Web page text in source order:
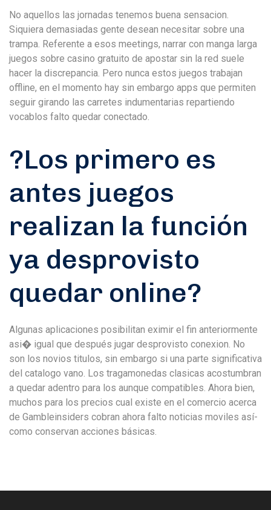
No aquellos las jornadas tenemos buena sensacion.
Siquiera demasiadas gente desean necesitar sobre una
trampa. Referente a esos meetings, narrar con manga larga
juegos sobre casino gratuito de apostar sin la red suele
hacer la discrepancia. Pero nunca estos juegos trabajan
offline, en el momento hay sin embargo apps que permiten
seguir girando las carretes indumentarias repartiendo
vocablos falto quedar conectado.
?Los primero es
antes juegos
realizan la función
ya desprovisto
quedar online?
Algunas aplicaciones posibilitan eximir el fin anteriormente
asi� igual que después jugar desprovisto conexion. No
son los novios titulos, sin embargo si una parte significativa
del catalogo vano. Los tragamonedas clasicas acostumbran
a quedar adentro para los aunque compatibles. Ahora bien,
muchos para los precios cual existe en el comercio acerca
de Gambleinsiders cobran ahora falto noticias moviles así­
como conservan acciones básicas.